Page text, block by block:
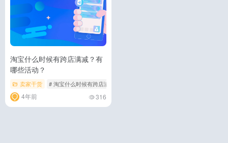
淘宝什么时候有跨店满减？有
哪些活动？
卖家干货 # 淘宝什么时候有跨店满减
4年前 316